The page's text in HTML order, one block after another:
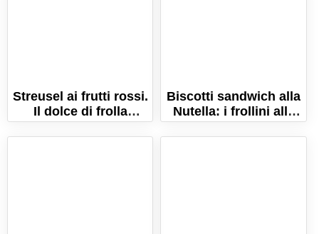
Streusel ai frutti rossi.
Il dolce di frolla
sbriciolata con frutti di
bosco!
Biscotti sandwich alla
Nutella: i frollini alle
nocciole e cacao!